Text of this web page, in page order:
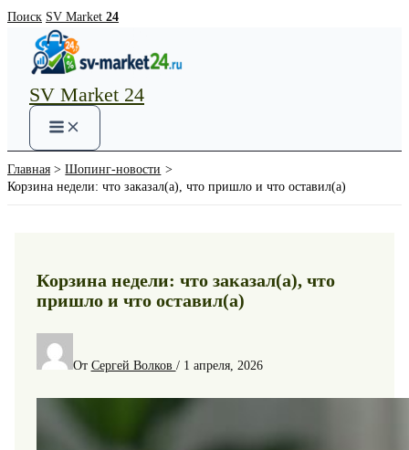
Перейти
содержимому
Поиск SV Market 24
SV Market 24
Main
Menu
Главная
Шопинг-новости
Корзина недели: что заказал(а), что пришло и что оставил(а)
Корзина недели: что заказал(а), что
пришло и что оставил(а)
От Сергей Волков / 1 апреля, 2026